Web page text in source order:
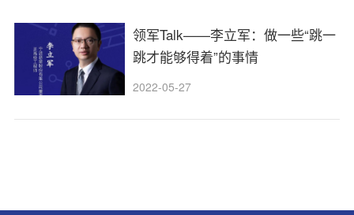
领军Talk——李立军：做一些“跳一
跳才能够得着”的事情
2022-05-27